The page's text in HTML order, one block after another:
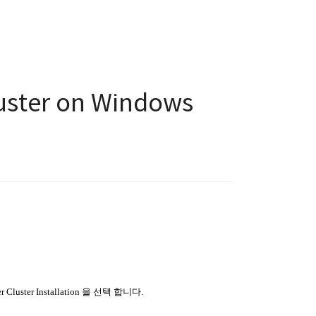
on Windows
Cluster Installation 을 선택 합니다.